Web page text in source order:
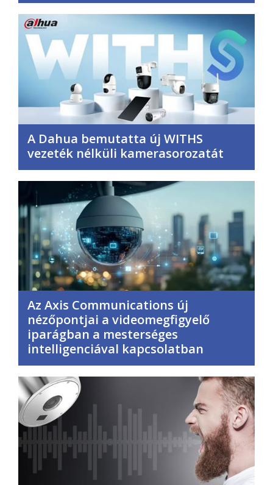
A Dahua bemutatta új WITHS
vezeték nélküli kamerasorozatát
Az Axis Communications új
nézőpontjai a videomegfigyelő
iparágban a mesterséges
intelligenciával kapcsolatban